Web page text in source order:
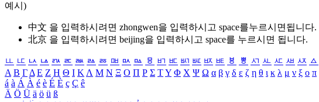
예시)
中文 을 입력하시려면 zhongwen을 입력하시고 space를누르시면됩니다.
北京 을 입력하시려면 beijing을 입력하시고 space를 누르시면 됩니다.
ㅥ ㅦ ㅧ ㅨ ㅩ ㅪ ㅫ ㅬ ㅭ ㅮ ㅯ ㅰ ㅱ ㅲ ㅳ ㅴ ㅵ ㅶ ㅷ ㅸ ㅹ ㅺ ㅻ ㅼ ㅽ ㅾ ㅿ
Α Β ΓΔ Ε Ζ Η Θ Ι ΚΛ Μ Ν Ξ Ο Π Ρ Σ ΤΥ Φ Χ Ψ Ω α β γ δ ε ζ η θ ι κ λ μ ν ξ ο π
á à Á À é è É È ç Ç ê
Ä Ö Ü ä ö ü ß